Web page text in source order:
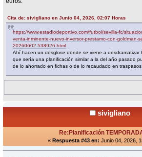
Cita de: sivigliano en Junio 04, 2026, 02:07 Horas
https://www.estadiodeportivo.com/futbol/sevilla-fc/
venta-inminente-nuevo-inversor-prestamo-con-goldman-
20260602-538926.html
Ahí hacen un desglose donde se viene a desdramatizar
que sería una planificación similar a la del año pasado
de lo ahorrado en fichas o de lo recaudado en traspasos.
sivigliano
Re:Planificación
« Respuesta #43 en: Junio 04, 2026,